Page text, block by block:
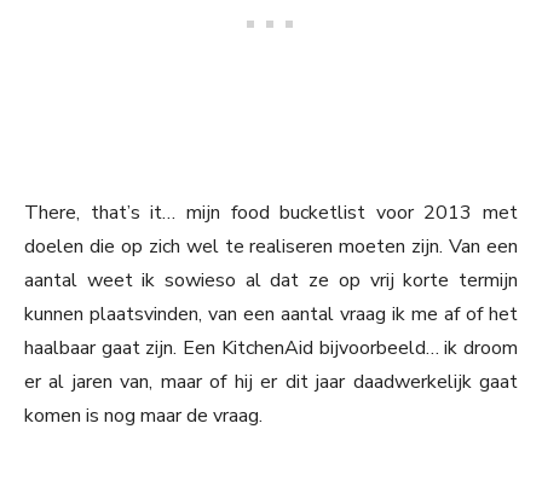
There, that’s it… mijn food bucketlist voor 2013 met
doelen die op zich wel te realiseren moeten zijn. Van een
aantal weet ik sowieso al dat ze op vrij korte termijn
kunnen plaatsvinden, van een aantal vraag ik me af of het
haalbaar gaat zijn. Een KitchenAid bijvoorbeeld… ik droom
er al jaren van, maar of hij er dit jaar daadwerkelijk gaat
komen is nog maar de vraag.